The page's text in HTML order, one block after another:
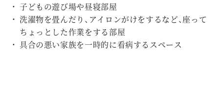
子どもの遊び場や昼寝部屋
洗濯物を畳んだり、アイロンがけをするなど、座って
ちょっとした作業をする部屋
具合の悪い家族を一時的に看病するスペース